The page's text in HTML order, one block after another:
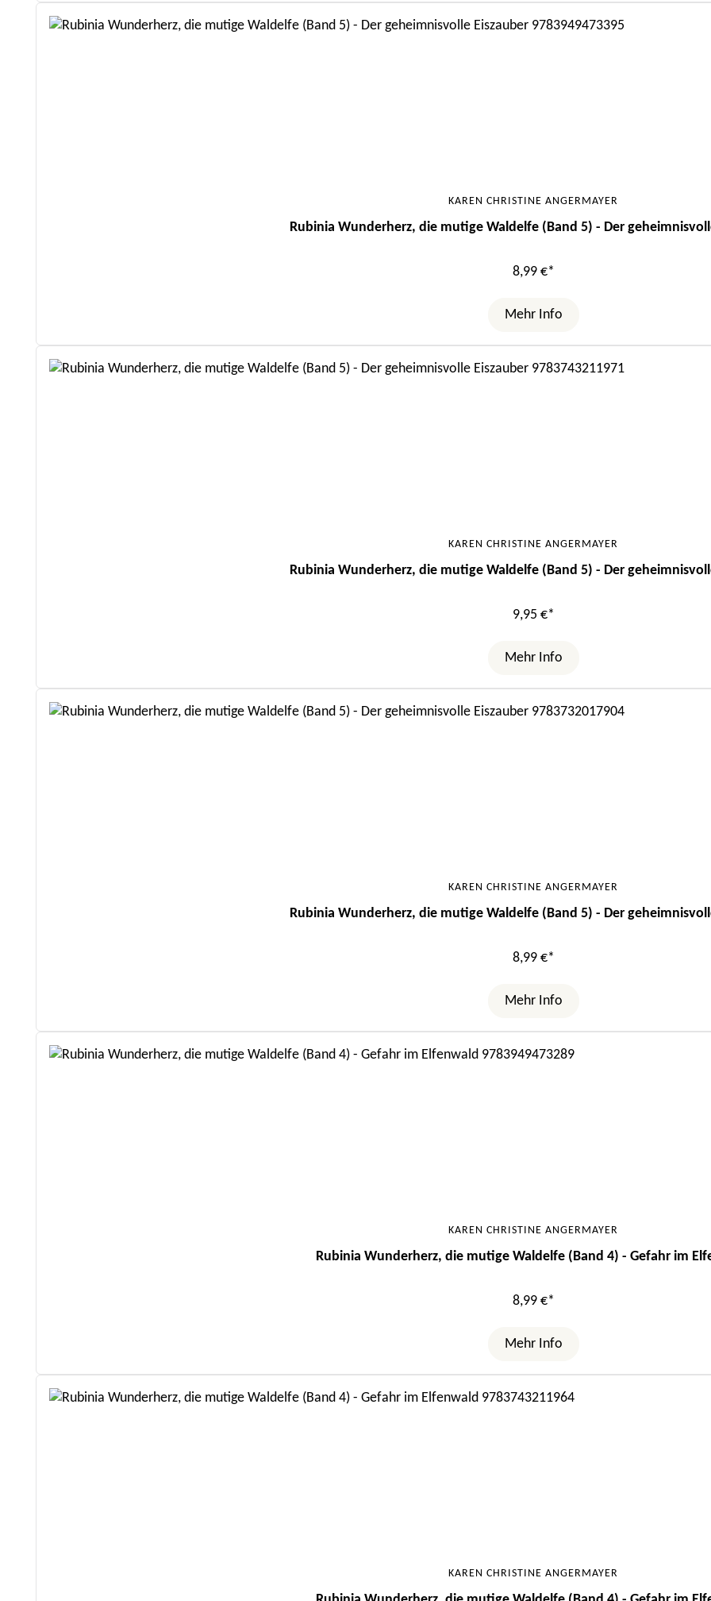
KAREN CHRISTINE ANGERMAYER
Rubinia Wunderherz, die mutige Waldelfe (Band 5) - Der
8,99 €*
Mehr Info
KAREN CHRISTINE ANGERMAYER
Rubinia Wunderherz, die mutige Waldelfe (Band 5) - Der
9,95 €*
Mehr Info
KAREN CHRISTINE ANGERMAYER
Rubinia Wunderherz, die mutige Waldelfe (Band 5) - Der
8,99 €*
Mehr Info
KAREN CHRISTINE ANGERMAYER
Rubinia Wunderherz, die mutige Waldelfe (Band 4) - Gefahr im
8,99 €*
Mehr Info
KAREN CHRISTINE ANGERMAYER